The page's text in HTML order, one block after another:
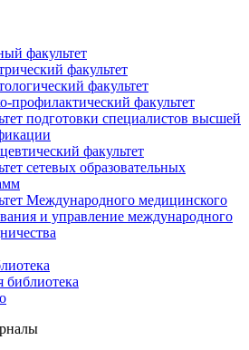
факультет
факультет
факультет
профилактический факультет
подготовки специалистов высшей
факультет
сетевых образовательных
Международного медицинского
и управление международного
библиотека